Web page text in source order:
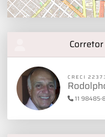
CRECI
11 98485-